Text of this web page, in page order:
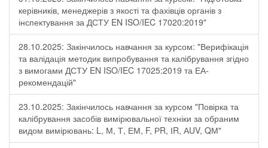
керівників, менеджерів з якості та фахівців органів з
інспектування за ДСТУ EN ISO/IEC 17020:2019"
28.10.2025: Закінчилось навчання за курсом: "Верифікація
та валідація методик випробування та калібрування згідно
з вимогами ДСТУ EN ISO/IEC 17025:2019 та ЕА-
рекомендацій"
23.10.2025: Закінчилось навчання за курсом "Повірка та
калібрування засобів вимірювальної техніки за обраним
видом вимірювань: L, М, Т, ЕМ, F, РR, ІR, АUV, QМ"